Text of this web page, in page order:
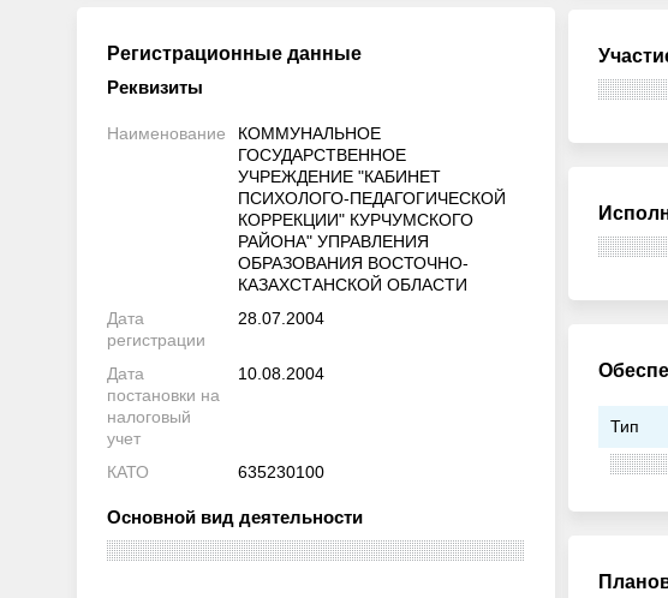
Регистрационные данные
Реквизиты
Наименование
КОММУНАЛЬНОЕ
ГОСУДАРСТВЕННОЕ
УЧРЕЖДЕНИЕ "КАБИНЕТ
ПСИХОЛОГО-ПЕДАГОГИЧЕСКОЙ
КОРРЕКЦИИ" КУРЧУМСКОГО
РАЙОНА" УПРАВЛЕНИЯ
ОБРАЗОВАНИЯ ВОСТОЧНО-
КАЗАХСТАНСКОЙ ОБЛАСТИ
Дата
регистрации
28.07.2004
Дата
постановки на
налоговый
учет
10.08.2004
КАТО 635230100
Основной вид деятельности
Тип